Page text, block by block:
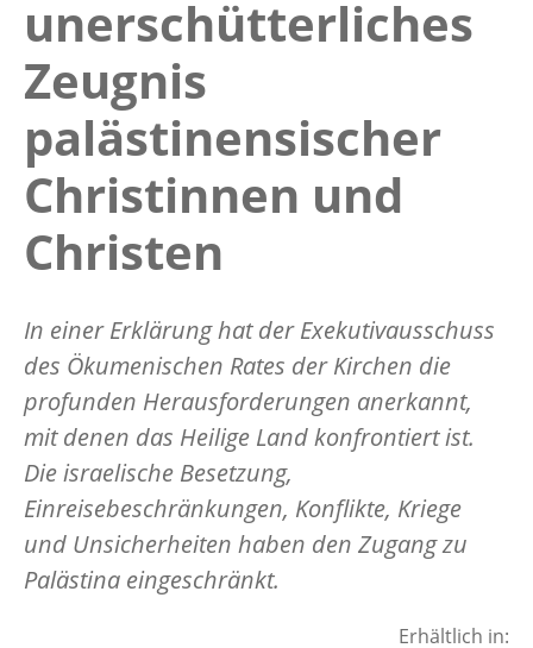
unerschütterliches
Zeugnis
palästinensischer
Christinnen und
Christen
In einer Erklärung hat der Exekutivausschuss
des Ökumenischen Rates der Kirchen die
profunden Herausforderungen anerkannt,
mit denen das Heilige Land konfrontiert ist.
Die israelische Besetzung,
Einreisebeschränkungen, Konflikte, Kriege
und Unsicherheiten haben den Zugang zu
Palästina eingeschränkt.
Erhältlich in: